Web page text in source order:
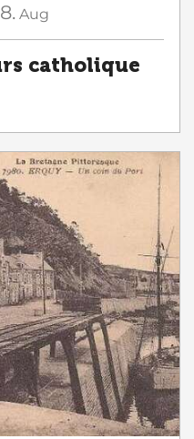
8. Aug
catholique